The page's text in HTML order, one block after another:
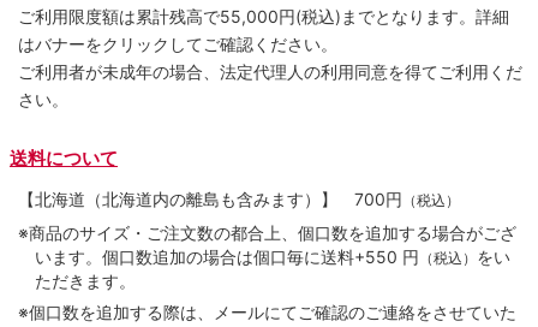
ご利用限度額は累計残高で55,000円(税込)までとなります。詳細
はバナーをクリックしてご確認ください。
ご利用者が未成年の場合、法定代理人の利用同意を得てご利用くだ
さい。
送料について
【北海道（北海道内の離島も含みます）】 700円 （税込）
※商品のサイズ・ご注文数の都合上、個口数を追加する場合がござ
います。個口数追加の場合は個口毎に送料+550 円 （税込） をい
ただきます。
※個口数を追加する際は、メールにてご確認のご連絡をさせていた